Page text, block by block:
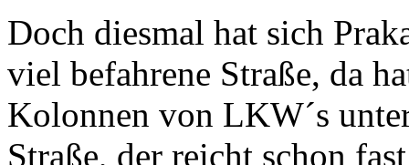
Doch diesmal hat sich
viel befahrene Straße, da
Kolonnen von LKW´s
Straße, der reicht schon